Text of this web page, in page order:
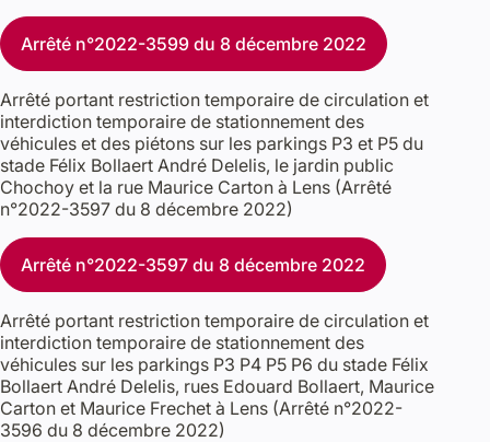
Arrêté n°2022-3599 du 8 décembre 2022
Arrêté portant restriction temporaire de circulation et
interdiction temporaire de stationnement des
véhicules et des piétons sur les parkings P3 et P5 du
stade Félix Bollaert André Delelis, le jardin public
Chochoy et la rue Maurice Carton à Lens (Arrêté
n°2022-3597 du 8 décembre 2022)
Arrêté n°2022-3597 du 8 décembre 2022
Arrêté portant restriction temporaire de circulation et
interdiction temporaire de stationnement des
véhicules sur les parkings P3 P4 P5 P6 du stade Félix
Bollaert André Delelis, rues Edouard Bollaert, Maurice
Carton et Maurice Frechet à Lens (Arrêté n°2022-
3596 du 8 décembre 2022)